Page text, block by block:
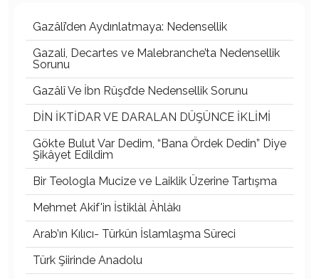
Gazâlî’den Aydınlatmaya: Nedensellik
Gazali, Decartes ve Malebranche’ta Nedensellik
Sorunu
Gazâlî Ve İbn Rüşd’de Nedensellik Sorunu
DİN İKTİDAR VE DARALAN DÜŞÜNCE İKLİMİ
Gökte Bulut Var Dedim, “Bana Ördek Dedin” Diye
Şikâyet Edildim
Bir Teologla Mucize ve Laiklik Üzerine Tartışma
Mehmet Akif'in İstiklàl Àhlàkı
Arab’ın Kılıcı- Türkün İslamlaşma Süreci
Türk Şiirinde Anadolu